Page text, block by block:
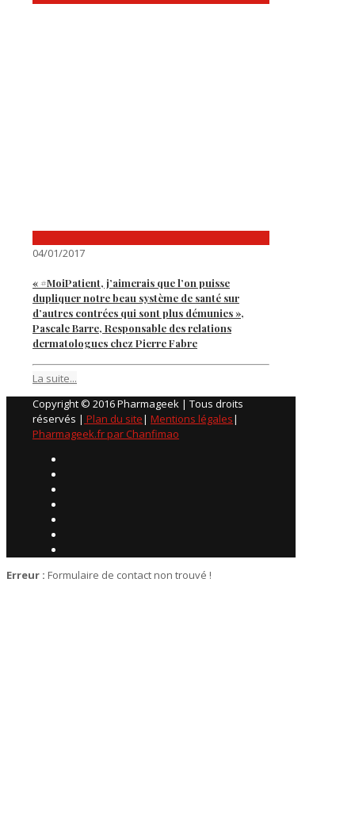
04/01/2017
« #MoiPatient, j’aimerais que l’on puisse
dupliquer notre beau système de santé sur
d’autres contrées qui sont plus démunies »,
Pascale Barre, Responsable des relations
dermatologues chez Pierre Fabre
La suite...
Copyright © 2016 Pharmageek | Tous droits
réservés | Plan du site| Mentions légales|
Pharmageek.fr par Chanfimao
Erreur : Formulaire de contact non trouvé !